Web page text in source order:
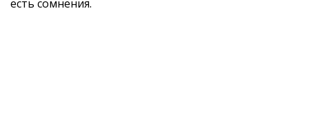
есть сомнения.